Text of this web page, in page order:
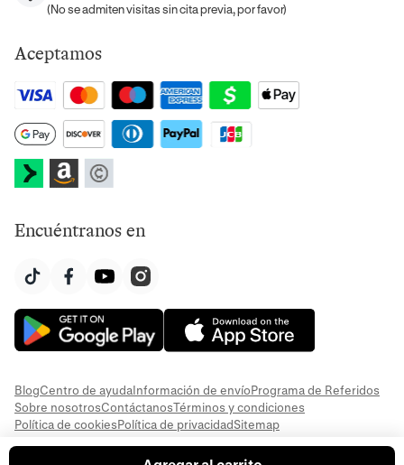
(No se admiten visitas sin cita previa, por favor)
Aceptamos
Encuéntranos en
BlogCentro de ayudaInformación de envíoPrograma de Referidos
Sobre nosotrosContáctanosTérminos y condiciones
Política de cookiesPolítica de privacidadSitemap